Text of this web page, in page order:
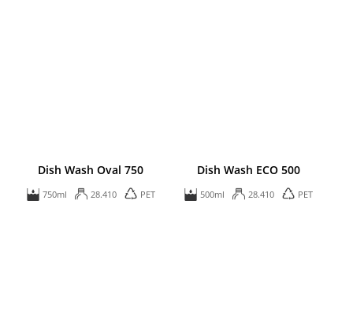
Dish Wash Oval 750
750ml 28.410 PET
Dish Wash ECO 500
500ml 28.410 PET